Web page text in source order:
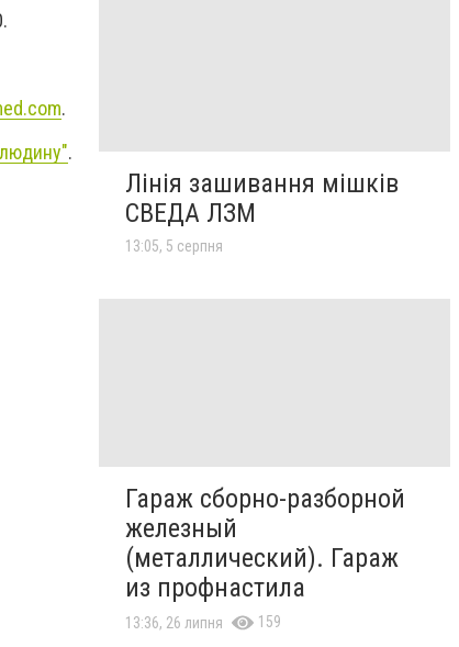
.
людину".
Лінія зашивання мішків
СВЕДА ЛЗМ
13:05, 5 серпня
Гараж сборно-разборной
железный
(металлический). Гараж
из профнастила
13:36, 26 липня 159